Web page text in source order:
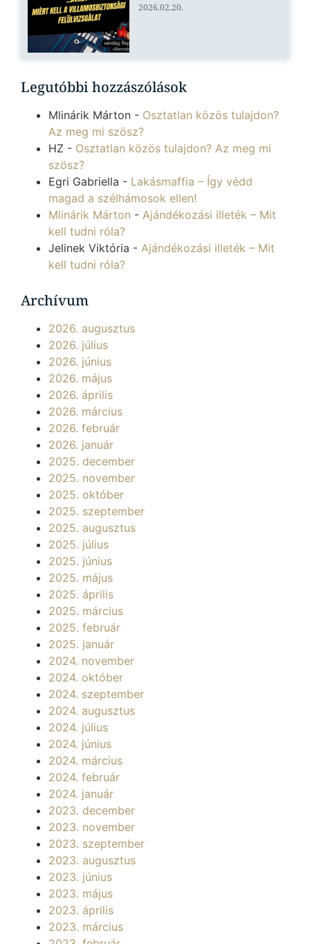
2026.02.20.
Legutóbbi hozzászólások
Mlinárik Márton - Osztatlan közös tulajdon?
Az meg mi szösz?
HZ - Osztatlan közös tulajdon? Az meg mi
szösz?
Egri Gabriella - Lakásmaffia – Így védd
magad a szélhámosok ellen!
Mlinárik Márton - Ajándékozási illeték – Mit
kell tudni róla?
Jelinek Viktória - Ajándékozási illeték – Mit
kell tudni róla?
Archívum
2026. augusztus
2026. július
2026. június
2026. május
2026. április
2026. március
2026. február
2026. január
2025. december
2025. november
2025. október
2025. szeptember
2025. augusztus
2025. július
2025. június
2025. május
2025. április
2025. március
2025. február
2025. január
2024. november
2024. október
2024. szeptember
2024. augusztus
2024. július
2024. június
2024. március
2024. február
2024. január
2023. december
2023. november
2023. szeptember
2023. augusztus
2023. június
2023. május
2023. április
2023. március